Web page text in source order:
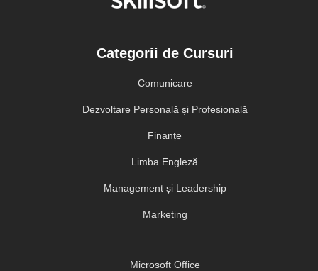
Categorii de Cursuri
Comunicare
Dezvoltare Personală și Profesională
Finanțe
Limba Engleză
Management și Leadership
Marketing
Microsoft Office